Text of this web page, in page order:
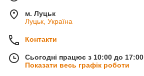
м. Луцьк
Луцьк, Україна
Контакти
Сьогодні працює з 10:00 до 17:00
Показати весь графік роботи